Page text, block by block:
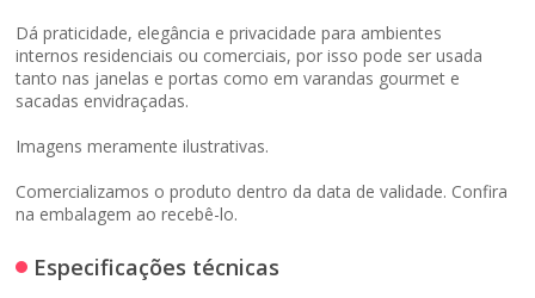
Dá praticidade, elegância e privacidade para ambientes
internos residenciais ou comerciais, por isso pode ser usada
tanto nas janelas e portas como em varandas gourmet e
sacadas envidraçadas.
Imagens meramente ilustrativas.
Comercializamos o produto dentro da data de validade. Confira
na embalagem ao recebê-lo.
Especificações técnicas